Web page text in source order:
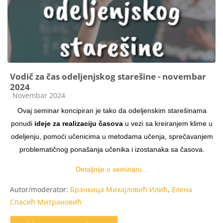
Vodič za čas odeljenjskog starešine - novembar
2024
Kategorija kursa
Novembar 2024
Ovaj seminar koncipiran je tako da odeljenskim starešinama
ponudi ideje za realizaciju časova u vezi sa kreiranjem klime u
odeljenju, pomoći učenicima u metodama učenja, sprečavanjem
problematičnog ponašanja učenika i izostanaka sa časova.
Detaljnije o seminaru...
Autor/moderator: Бранкица Михајловић Илић, Елена
Спасић Митрановић